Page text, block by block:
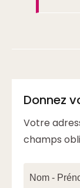
Donnez
Votre
champs